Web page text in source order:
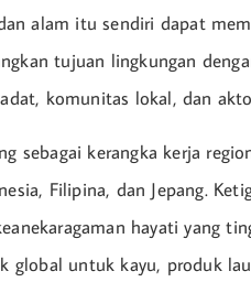
alam itu sendiri dapat
tujuan lingkungan
komunitas lokal, dan
sebagai kerangka kerja
Filipina, dan Jepang.
hayati yang
global untuk kayu, produk